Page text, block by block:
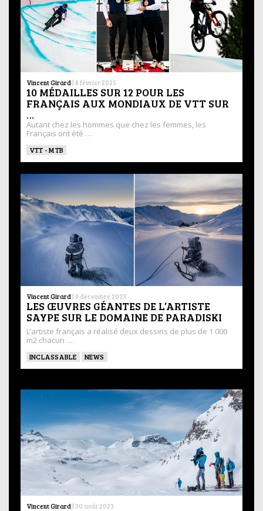
Vincent Girard | 8 février 2025
10 MÉDAILLES SUR 12 POUR LES
FRANÇAIS AUX MONDIAUX DE VTT SUR
…
Autant chez les hommes que chez les femmes, les
Français ont été …
VTT - MTB
Vincent Girard | 9 décembre 2023
LES ŒUVRES GÉANTES DE L’ARTISTE
SAYPE SUR LE DOMAINE DE PARADISKI
L’artiste français a réalisé deux dessins de plus de 1 000
m2 chacun …
INCLASSABLE NEWS
Vincent Girard | 30 août 2023